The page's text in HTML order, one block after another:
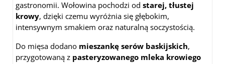
gastronomii. Wołowina pochodzi od starej, tłustej
krowy, dzięki czemu wyróżnia się głębokim,
intensywnym smakiem oraz naturalną soczystością.
Do mięsa dodano mieszankę serów baskijskich,
przygotowaną z pasteryzowanego mleka krowiego